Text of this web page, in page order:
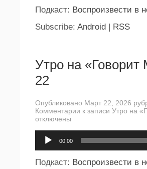
Подкаст: Воспроизвести в
Subscribe: Android | RSS
Утро на «Говорит
22
Опубликовано Март 22, 2026
Комментарии к записи Утро на
отключены
00:00
Подкаст: Воспроизвести в